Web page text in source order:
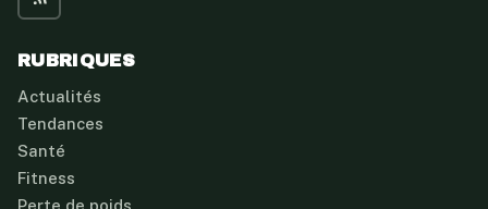
RUBRIQUES
Actualités
Tendances
Santé
Fitness
Perte de poids